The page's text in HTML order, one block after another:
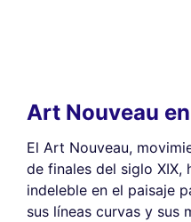
Art Nouveau
El Art Nouveau,
de finales del siglo XIX,
indeleble en el paisaje
sus líneas curvas y sus